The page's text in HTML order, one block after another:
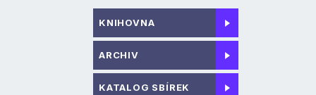
KNIHOVNA
ARCHIV
KATALOG SBÍREK